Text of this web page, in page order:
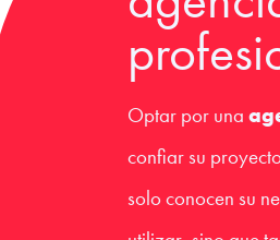
Optar por una
confiar su
solo conocen su